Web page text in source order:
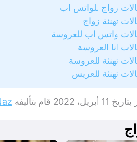
زواج للواتس اب
تهنئة زواج
واتس اب للعروسة
انا العروسة
تهنئة للعروسة
تهنئة للعريس
11 أبريل، 2022 قام بتأليفه